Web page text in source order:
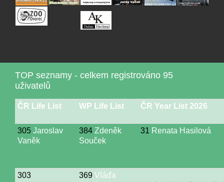
TOP seznamy - celkem registrováno 95
uživatelů
ČR Life List WP Life List ČR Year List 2026
305 Jaroslav
Vaněk
384 Zdeněk
Souček
31 Renata Hasilová
303
369 Vláďa